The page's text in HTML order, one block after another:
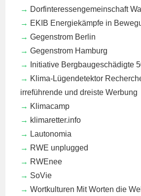
Dorfinteressengemeinschaft
EKIB Energiekämpfe in
Gegenstrom Berlin
Gegenstrom Hamburg
Initiative Bergbaugeschädigte
Klima-Lügendetektor
irreführende und dreiste Werbung
Klimacamp
klimaretter.info
Lautonomia
RWE unplugged
RWEnee
SoVie
Wortkulturen Mit Worten die